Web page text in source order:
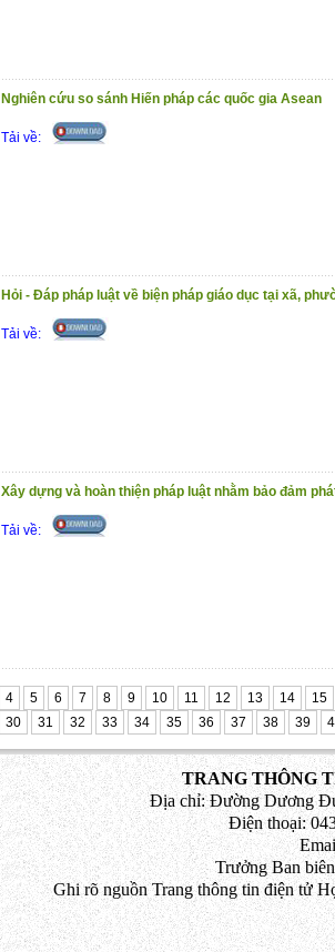
Nghiên cứu so sánh Hiến pháp các quốc gia Asean
Tải về:
Hỏi - Đáp pháp luật về biện pháp giáo dục tại xã,
Tải về:
Xây dựng và hoàn thiện pháp luật nhằm bảo đảm
Tải về:
4 5 6 7 8 9 10 11 12 13 14
15
30 31 32 33 34 35 36 37 38 39
TRANG THÔNG
Địa chỉ: Đường Dương
Điện thoại:
Trưởng Ban
Ghi rõ nguồn Trang thông tin điện tử